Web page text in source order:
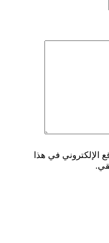
الإلكتروني في هذا